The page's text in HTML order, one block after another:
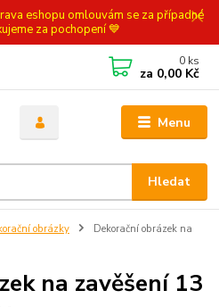
eshopu omlouvám se za případné
za pochopení 💙
Menu
Hledat
0 ks
za 0,00 Kč
obrázky
Dekorační obrázek na
na zavěšení 13